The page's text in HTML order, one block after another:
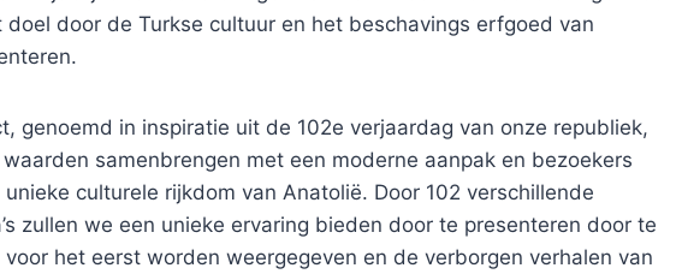
door de Turkse cultuur en het beschavings erfgoed van
genoemd in inspiratie uit de 102e verjaardag van onze republiek,
samenbrengen met een moderne aanpak en bezoekers
culturele rijkdom van Anatolië. Door 102 verschillende
zullen we een unieke ervaring bieden door te presenteren door te
het eerst worden weergegeven en de verborgen verhalen van